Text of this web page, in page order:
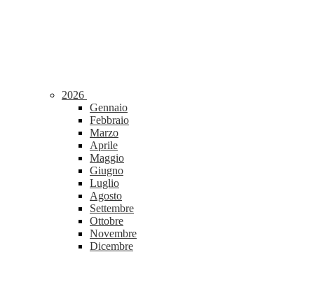
2026
Gennaio
Febbraio
Marzo
Aprile
Maggio
Giugno
Luglio
Agosto
Settembre
Ottobre
Novembre
Dicembre